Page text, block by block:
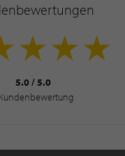
5.0/ 5.0
Kundenbewertung